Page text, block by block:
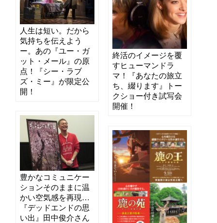
人生は短い。だから
気持ちを伝えよう
ー。あの『ユー・ガ
ット・メール』の原
点！『シー・ラブ
ズ・ミー』が限定公
開！
終活のイメージを覆
すヒューマンドラ
マ！『あなたの旅立
ち、綴ります』トー
クショー付き試写会
開催！
豊かなコミュニケー
ションそのままに温
かい空気感を再現…
『デッドエンドの思
い出』田中俊介さん